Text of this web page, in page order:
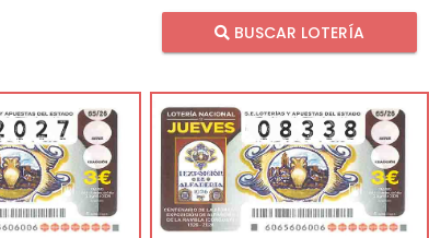
BUSCAR LOTERÍA